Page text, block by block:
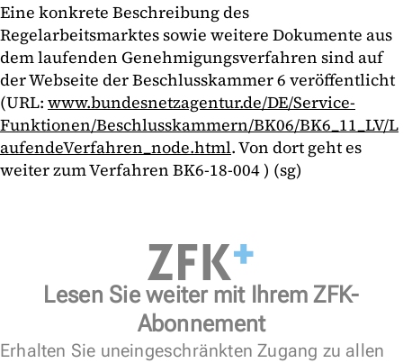
Eine konkrete Beschreibung des
Regelarbeitsmarktes sowie weitere Dokumente aus
dem laufenden Genehmigungsverfahren sind auf
der Webseite der Beschlusskammer 6 veröffentlicht
(URL: www.bundesnetzagentur.de/DE/Service-
Funktionen/Beschlusskammern/BK06/BK6_11_LV/L
aufendeVerfahren_node.html. Von dort geht es
weiter zum Verfahren BK6-18-004 ) (sg)
Lesen Sie weiter mit Ihrem ZFK-
Abonnement
Erhalten Sie uneingeschränkten Zugang zu allen